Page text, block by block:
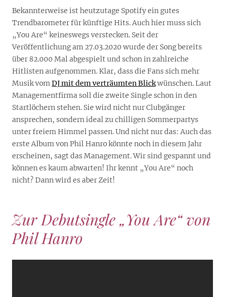
Bekannterweise ist heutzutage Spotify ein gutes
Trendbarometer für künftige Hits. Auch hier muss sich
„You Are“ keineswegs verstecken. Seit der
Veröffentlichung am 27.03.2020 wurde der Song bereits
über 82.000 Mal abgespielt und schon in zahlreiche
Hitlisten aufgenommen. Klar, dass die Fans sich mehr
Musik vomDJ mit dem verträumten Blickwünschen. Laut
Managementfirma soll die zweite Single schon in den
Startlöchern stehen. Sie wird nicht nur Clubgänger
ansprechen, sondern ideal zu chilligen Sommerpartys
unter freiem Himmel passen. Und nicht nur das: Auch das
erste Album von Phil Hanro könnte noch in diesem Jahr
erscheinen, sagt das Management. Wir sind gespannt und
können es kaum abwarten! Ihr kennt „You Are“ noch
nicht? Dann wird es aber Zeit!
Zur Debutsingle „You Are“ von
Phil Hanro